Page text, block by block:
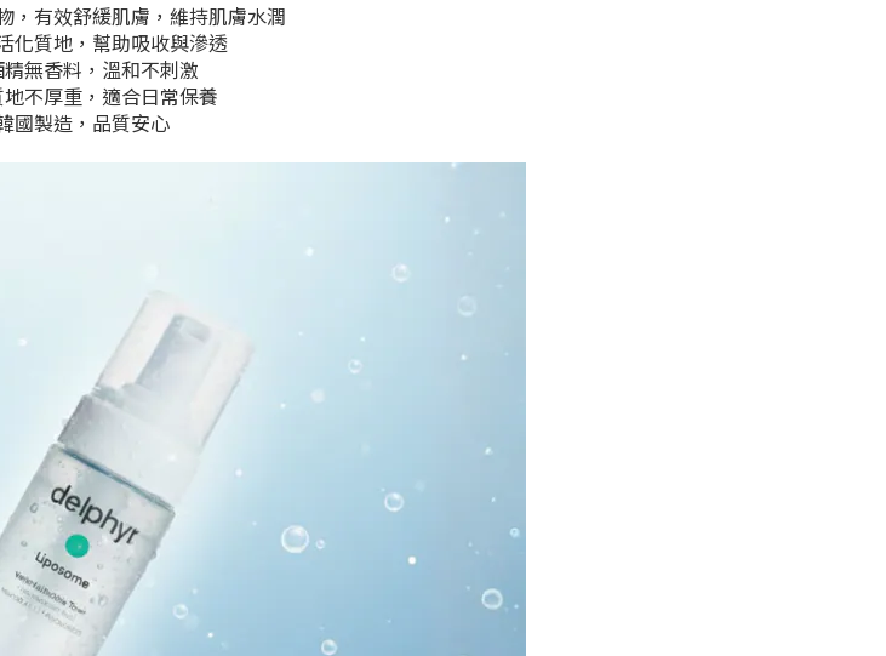
，有效舒緩肌膚，維持肌膚水潤
化質地，幫助吸收與滲透
精無香料，溫和不刺激
不厚重，適合日常保養
國製造，品質安心